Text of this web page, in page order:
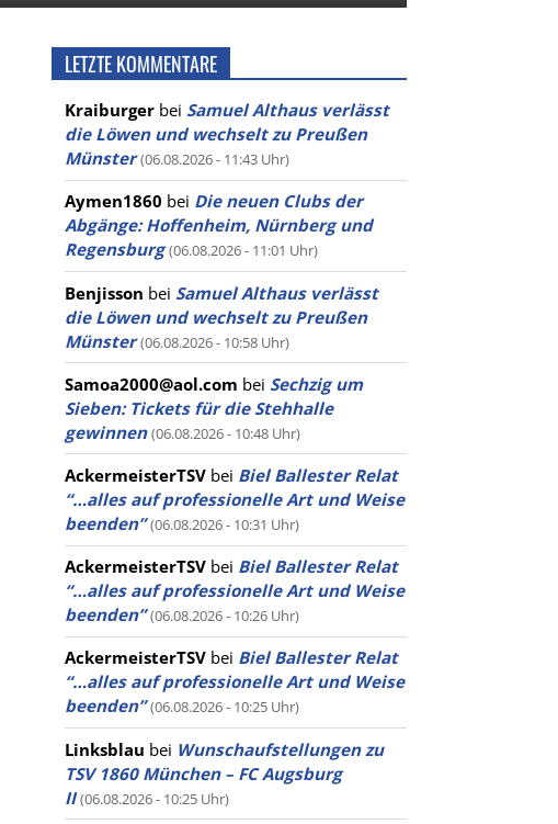
LETZTE KOMMENTARE
Kraiburger bei Samuel Althaus verlässt
die Löwen und wechselt zu Preußen
Münster (06.08.2026 - 11:43 Uhr)
Aymen1860 bei Die neuen Clubs der
Abgänge: Hoffenheim, Nürnberg und
Regensburg (06.08.2026 - 11:01 Uhr)
Benjisson bei Samuel Althaus verlässt
die Löwen und wechselt zu Preußen
Münster (06.08.2026 - 10:58 Uhr)
Samoa2000@aol.com bei Sechzig um
Sieben: Tickets für die Stehhalle
gewinnen (06.08.2026 - 10:48 Uhr)
AckermeisterTSV bei Biel Ballester Relat
“…alles auf professionelle Art und Weise
beenden” (06.08.2026 - 10:31 Uhr)
AckermeisterTSV bei Biel Ballester Relat
“…alles auf professionelle Art und Weise
beenden” (06.08.2026 - 10:26 Uhr)
AckermeisterTSV bei Biel Ballester Relat
“…alles auf professionelle Art und Weise
beenden” (06.08.2026 - 10:25 Uhr)
Linksblau bei Wunschaufstellungen zu
TSV 1860 München – FC Augsburg
II (06.08.2026 - 10:25 Uhr)